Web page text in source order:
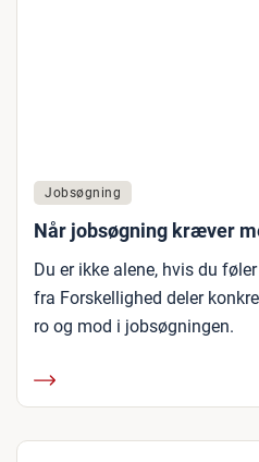
Jobsøgning
Når jobsøgning kræver
Du er ikke alene, hvis du
fra Forskellighed deler
ro og mod i jobsøgningen.